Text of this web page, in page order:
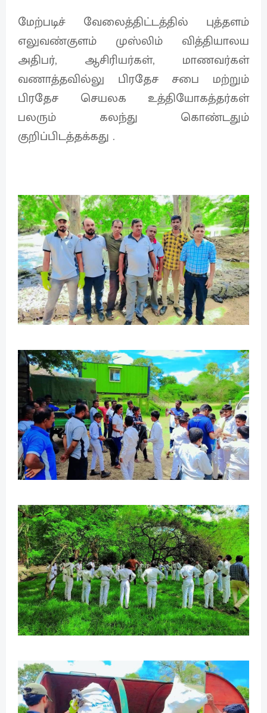
மேற்படிச் வேலைத்திட்டத்தில் புத்தளம்
எலுவண்குளம் முஸ்லிம் வித்தியாலய
அதிபர், ஆசிரியர்கள், மாணவர்கள்
வணாத்தவில்லு பிரதேச சபை மற்றும்
பிரதேச செயலக உத்தியோகத்தர்கள்
பலரும் கலந்து கொண்டதும்
குறிப்பிடத்தக்கது .